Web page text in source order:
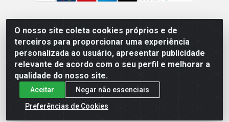
O nosso site coleta cookies próprios e de
terceiros para proporcionar uma experiência
personalizada ao usuário, apresentar publicidade
relevante de acordo com o seu perfil e melhorar a
qualidade do nosso site.
Aceitar
Negar não essenciais
Preferências de Cookies
Comercial Diskpan Ltda - Av. Fernando Antonio, 1911 -
Sotelandia, Cariacica/ES - CEP 29140-669 - CNPJ
02.691.482/0001-07